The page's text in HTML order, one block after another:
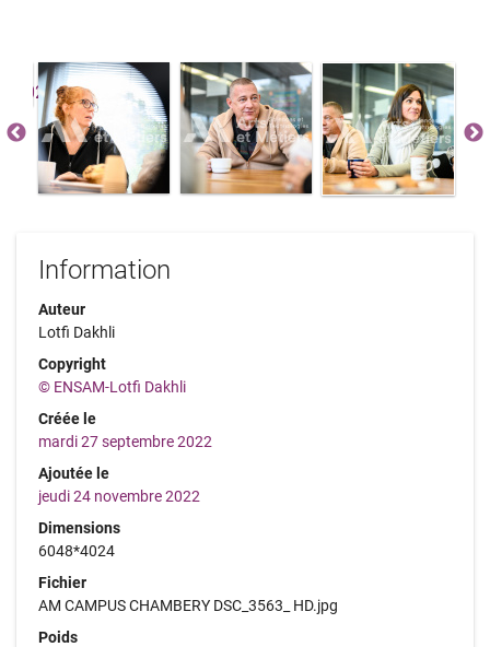
Information
Auteur
Lotfi Dakhli
Copyright
© ENSAM-Lotfi Dakhli
Créée le
mardi 27 septembre 2022
Ajoutée le
jeudi 24 novembre 2022
Dimensions
6048*4024
Fichier
AM CAMPUS CHAMBERY DSC_3563_ HD.jpg
Poids